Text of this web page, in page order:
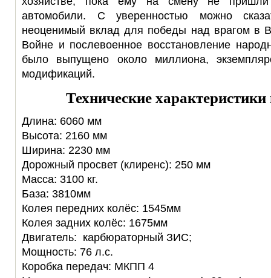
автомобили. С уверенностью можно
неоценимый вклад для победы над врагом в
Войне и послевоенное восстановление
было выпущено около миллиона,
модификаций.
Технические
Длина: 6060 мм
Высота: 2160 мм
Ширина: 2230 мм
Дорожный просвет (клиренс): 250 мм
Масса: 3100 кг.
База: 3810мм
Колея передних колёс: 1545мм
Колея задних колёс: 1675мм
Двигатель: карбюраторный ЗИС;
Мощность: 76 л.с.
Коробка передач: МКПП 4